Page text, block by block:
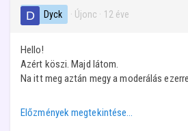
Dyck · Újonc · 12 éve
Hello!
Azért köszi. Majd látom.
Na itt meg aztán megy a moderálás ezerrel
Előzmények megtekintése…